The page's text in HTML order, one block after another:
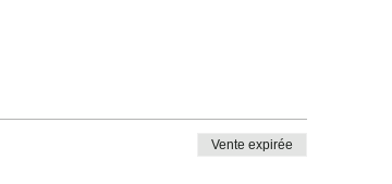
Vente expirée